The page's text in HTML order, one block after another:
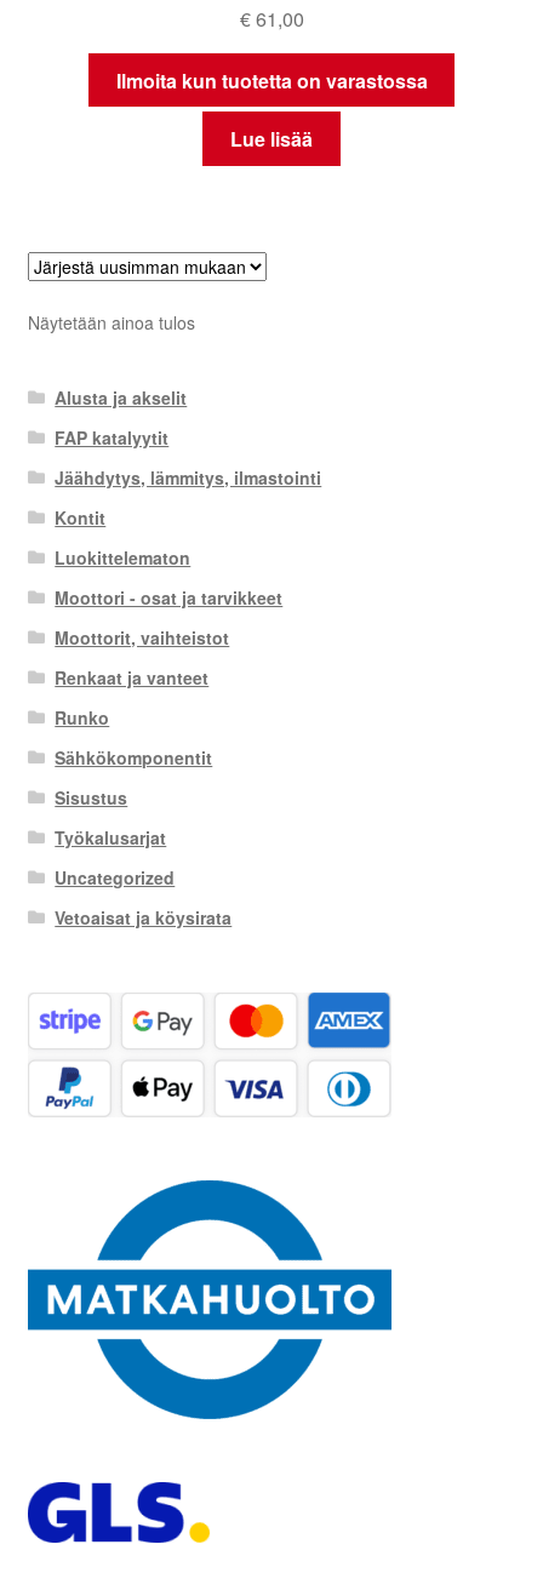
€61,00
Ilmoita kun tuotetta on varastossa
Lue lisää
Näytetään ainoa tulos
Alusta ja akselit
FAP katalyytit
Jäähdytys, lämmitys, ilmastointi
Kontit
Luokittelematon
Moottori - osat ja tarvikkeet
Moottorit, vaihteistot
Renkaat ja vanteet
Runko
Sähkökomponentit
Sisustus
Työkalusarjat
Uncategorized
Vetoaisat ja köysirata